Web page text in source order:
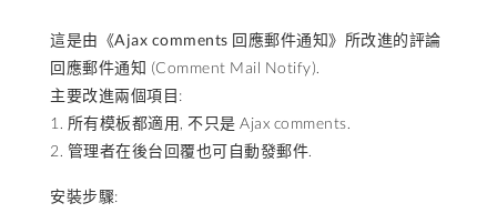
這是由《Ajax comments 回應郵件通知》所改進的評論
回應郵件通知 (Comment Mail Notify).
主要改進兩個項目:
1. 所有模板都適用, 不只是 Ajax comments.
2. 管理者在後台回覆也可自動發郵件.
安裝步驟: